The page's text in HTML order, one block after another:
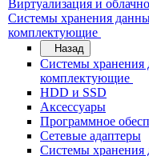
Виртуализация и
Системы хранения
комплектующие
Назад
Системы хранения
комплектующие
HDD и SSD
Аксессуары
Программное
Сетевые адаптеры
Системы хранения